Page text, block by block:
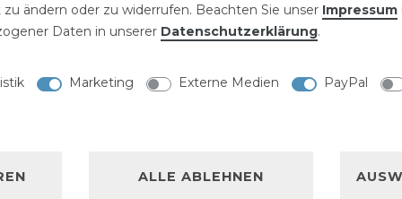
ändern oder zu widerrufen. Beachten Sie unser Impressum
Daten in unserer Daten­schutz­erklärung.
Marketing Externe Medien PayPal
ALLE ABLEHNEN